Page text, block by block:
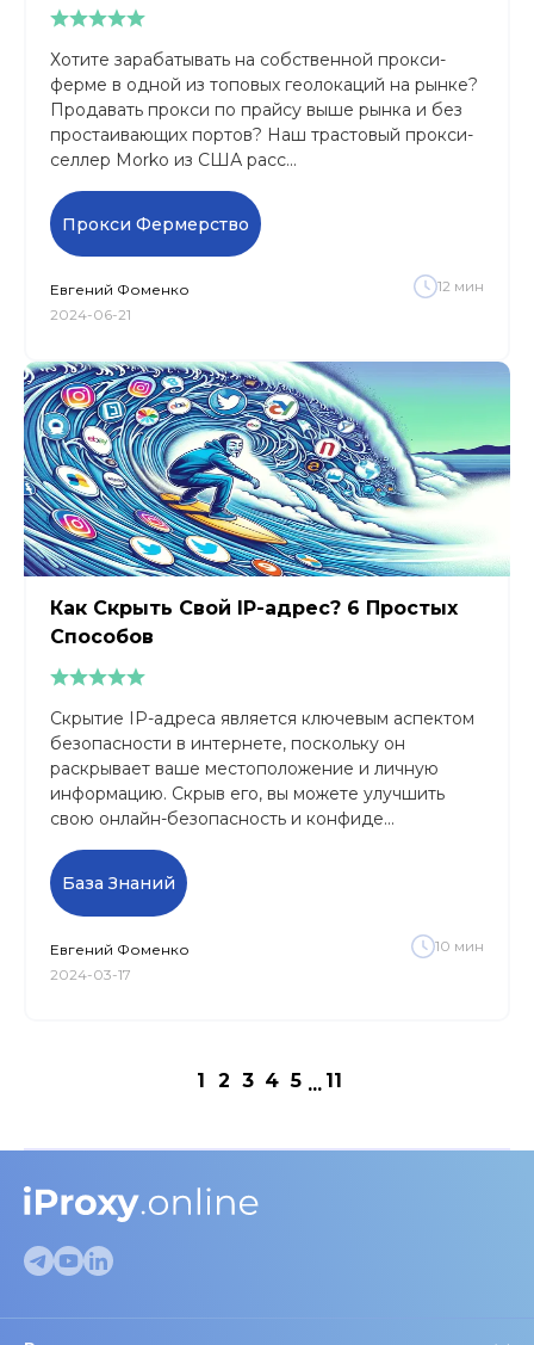
Хотите зарабатывать на собственной прокси-
ферме в одной из топовых геолокаций на рынке?
Продавать прокси по прайсу выше рынка и без
простаивающих портов? Наш трастовый прокси-
селлер Morko из США расс...
Прокси Фермерство
Евгений Фоменко
2024-06-21
12 мин
Как Скрыть Свой IP-адрес? 6 Простых
Способов
Скрытие IP-адреса является ключевым аспектом
безопасности в интернете, поскольку он
раскрывает ваше местоположение и личную
информацию. Скрыв его, вы можете улучшить
свою онлайн-безопасность и конфиде...
База Знаний
Евгений Фоменко
2024-03-17
10 мин
1 2 3 4 5 ... 11